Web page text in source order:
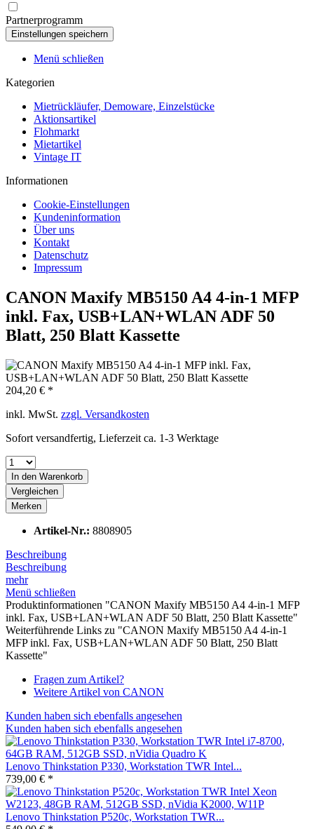
Partnerprogramm
Menü schließen
Kategorien
Mietrückläufer, Demoware, Einzelstücke
Aktionsartikel
Flohmarkt
Mietartikel
Vintage IT
Informationen
Cookie-Einstellungen
Kundeninformation
Über uns
Kontakt
Datenschutz
Impressum
CANON Maxify MB5150 A4 4-in-1 MFP
inkl. Fax, USB+LAN+WLAN ADF 50
Blatt, 250 Blatt Kassette
204,20 € *
inkl. MwSt. zzgl. Versandkosten
Sofort versandfertig, Lieferzeit ca. 1-3 Werktage
In den Warenkorb
Vergleichen
Merken
Artikel-Nr.: 8808905
Beschreibung
Beschreibung
mehr
Menü schließen
Produktinformationen "CANON Maxify MB5150 A4 4-in-1 MFP
inkl. Fax, USB+LAN+WLAN ADF 50 Blatt, 250 Blatt Kassette"
Weiterführende Links zu "CANON Maxify MB5150 A4 4-in-1
MFP inkl. Fax, USB+LAN+WLAN ADF 50 Blatt, 250 Blatt
Kassette"
Fragen zum Artikel?
Weitere Artikel von CANON
Kunden haben sich ebenfalls angesehen
Kunden haben sich ebenfalls angesehen
Lenovo Thinkstation P330, Workstation TWR Intel...
739,00 € *
Lenovo Thinkstation P520c, Workstation TWR...